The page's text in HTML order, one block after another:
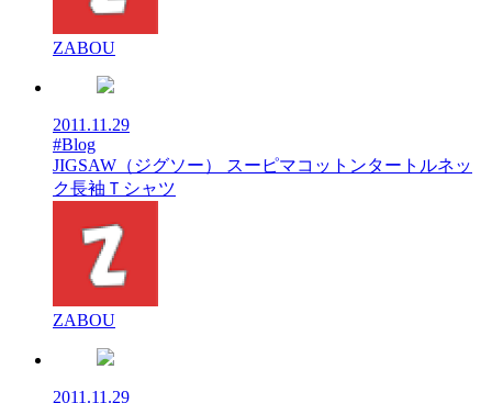
ZABOU
2011.11.29
#Blog
JIGSAW（ジグソー） スーピマコットンタートルネッ
ク長袖Ｔシャツ
ZABOU
2011.11.29